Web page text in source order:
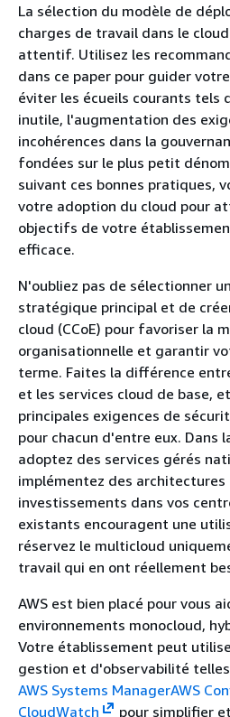
La sélection du modèle de
charges de travail dans le
attentif. Utilisez les
dans ce paper pour guider
éviter les écueils courants tels
inutile, l'augmentation des
incohérences dans la
fondées sur le plus petit
suivant ces bonnes pratiques,
votre adoption du cloud pour
objectifs de votre
efficace.
N'oubliez pas de sélectionner
stratégique principal et de
cloud (CCoE) pour favoriser la
organisationnelle et garantir
terme. Faites la différence
et les services cloud de base,
principales exigences de
pour chacun d'entre eux. Dans
adoptez des services gérés
implémentez des architectures
investissements dans vos
existants encouragent une
réservez le multicloud
travail qui en ont réellement
AWS est bien placé pour vous
environnements monocloud,
Votre établissement peut
gestion et d'observabilité
AWS Systems ManagerAWS
CloudWatch
pour simplifier